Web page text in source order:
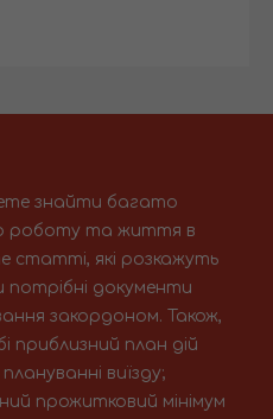
знайти багато
роботу та життя в
статті, які розкажуть
документи
закордоном. Також,
приблизний план дій
виїзду;
прожитковий мінімум